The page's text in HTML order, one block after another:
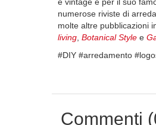
e vintage e per il suo
numerose riviste di
molte altre pubblicazioni
living, Botanical Style e
#DIY #arredamento
Commenti